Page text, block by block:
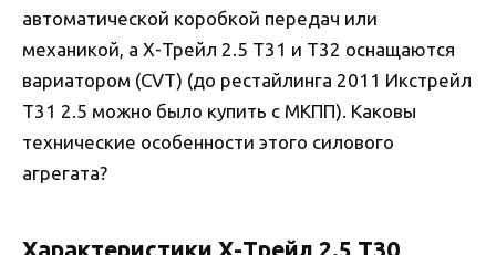
автоматической коробкой передач или
механикой, а Х-Трейл 2.5 Т31 и Т32 оснащаются
вариатором (CVT) (до рестайлинга 2011 Икстрейл
Т31 2.5 можно было купить с МКПП). Каковы
технические особенности этого силового
агрегата?